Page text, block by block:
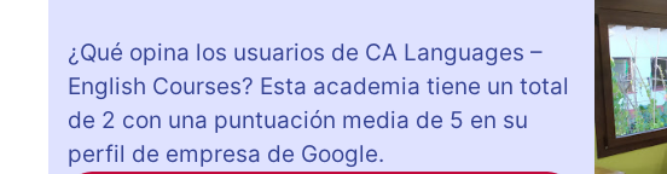
¿Qué opina los usuarios de CA Languages –
English Courses? Esta academia tiene un total
de 2 con una puntuación media de 5 en su
perfil de empresa de Google.